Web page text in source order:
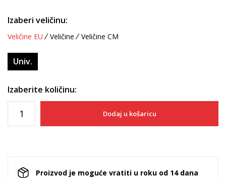
Izaberi veličinu:
Veličine EU Veličine Veličine CM
Univ.
Izaberite količinu:
Dodaj u košaricu
Proizvod je moguće vratiti u roku od 14 dana